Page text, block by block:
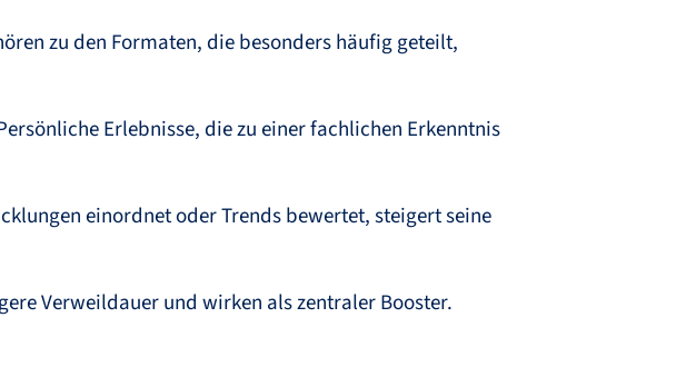
zu den Formaten, die besonders häufig geteilt,
Erlebnisse, die zu einer fachlichen Erkenntnis
einordnet oder Trends bewertet, steigert seine
Verweildauer und wirken als zentraler Booster.